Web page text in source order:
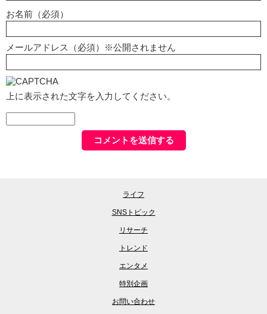
お名前（必須）
メールアドレス（必須）※公開されません
上に表示された文字を入力してください。
ライフ
SNSトピック
リサーチ
トレンド
エンタメ
特別企画
お問い合わせ